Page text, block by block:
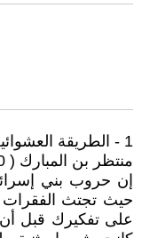
1 - الطريقة العشوائية
منتظر بن المبارك ( 2010 / 11 / 24 - 06:55 )
إن حروب بني
حيث تجتث
على تفكيرك قبل أن